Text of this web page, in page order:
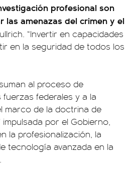
profesional son
las amenazas del crimen y el
“Invertir en capacidades
en la seguridad de todos los
al proceso de
federales y a la
marco de la doctrina de
impulsada por el Gobierno,
la profesionalización, la
tecnología avanzada en la